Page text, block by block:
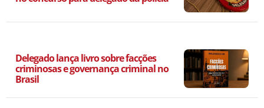
Delegado lança livro sobre facções
criminosas e governança criminal no
Brasil